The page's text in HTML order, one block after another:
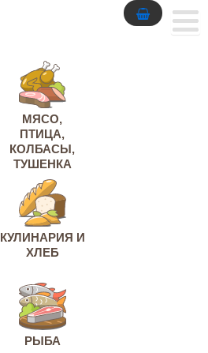
МЯСО,
ПТИЦА,
КОЛБАСЫ,
ТУШЕНКА
КУЛИНАРИЯ И
ХЛЕБ
РЫБА